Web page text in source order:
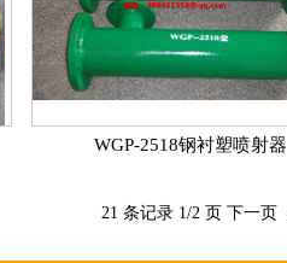
WGP-2518钢衬塑喷射器
21 条记录 1/2 页 下一页